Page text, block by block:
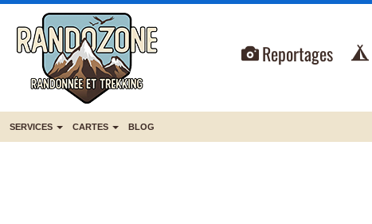
Reportages
SERVICES CARTES BLOG